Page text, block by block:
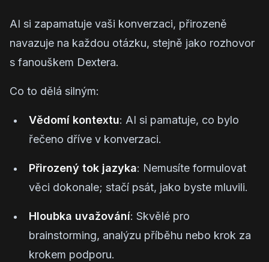
AI si zapamatuje vaši konverzaci, přirozeně
navazuje na každou otázku, stejně jako rozhovor
s fanouškem Dextera.
Co to dělá silným:
Vědomí kontextu: AI si pamatuje, co bylo
řečeno dříve v konverzaci.
Přirozený tok jazyka: Nemusíte formulovat
věci dokonale; stačí psát, jako byste mluvili.
Hloubka uvažování: Skvělé pro
brainstorming, analýzu příběhu nebo krok za
krokem podporu.